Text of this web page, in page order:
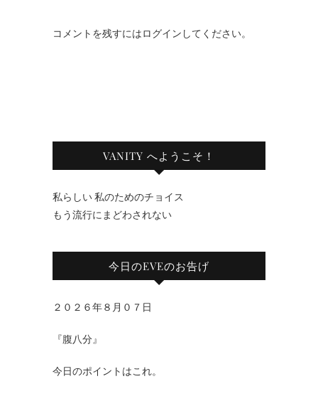
コメントを残すにはログインしてください。
VANITY へようこそ！
私らしい 私のためのチョイス
もう流行にまどわされない
今日のEVEのお告げ
２０２６年８月０７日
『腹八分』
今日のポイントはこれ。